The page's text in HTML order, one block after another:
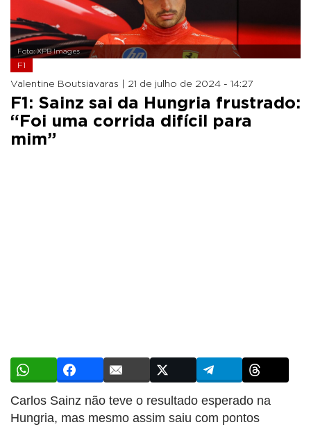
Foto: XPB Images
F1
Valentine Boutsiavaras | 21 de julho de 2024 - 14:27
F1: Sainz sai da Hungria frustrado:
“Foi uma corrida difícil para
mim”
Carlos Sainz não teve o resultado esperado na
Hungria, mas mesmo assim saiu com pontos